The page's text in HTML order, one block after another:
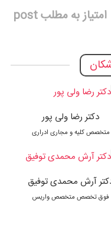
امتیاز به مطلب post
دکتر رضا ولی پور
متخصص کلیه و مجاری ادراری
آرش محمدی توفیق
فوق تخصص متخصص واریس